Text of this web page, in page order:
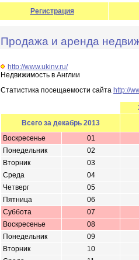
Регистрация
Продажа и аренда
http://www.ukinv.ru/
Недвижимость в Англии
Статистика посещаемости сайта http://
Всего за декабрь 2013
Воскресенье
01
Понедельник
02
Вторник
03
Среда
04
Четверг
05
Пятница
06
Суббота
07
Воскресенье
08
Понедельник
09
Вторник
10